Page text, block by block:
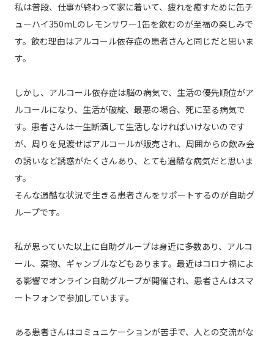
私は普段、仕事が終わって家に着いて、疲れを癒すために缶チ
ューハイ350mLのレモンサワー1缶を飲むのが至福の楽しみで
す。飲む理由はアルコール依存症の患者さんと同じだと思いま
す。
しかし、アルコール依存症は脳の病気で、生活の優先順位がア
ルコールになり、生活が破綻、最悪の場合、死に至る病気で
す。患者さんは一生断酒して生活しなければいけないのです
が、周りを見渡せばアルコールが販売され、周囲からの飲み会
の誘いなど誘惑がたくさんあり、とても過酷な病気だと思いま
す。
そんな過酷な状況で生きる患者さんをサポートするのが自助グ
ループです。
私が思っていた以上に自助グループは身近に多数あり、アルコ
ール、薬物、ギャンブルなどもあります。最近はコロナ禍によ
る影響でオンライン自助グループが開催され、患者さんはスマ
ートフォンで参加しています。
ある患者さんはコミュニケーションが苦手で、人との交流がな